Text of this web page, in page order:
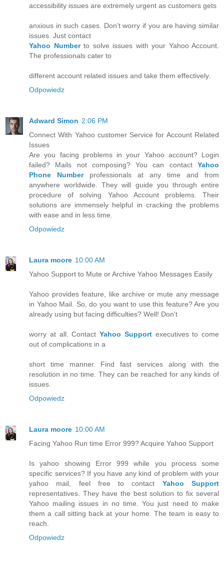
accessibility issues are extremely urgent as customers gets
anxious in such cases. Don’t worry if you are having similar
issues. Just contact
Yahoo Numberto solve issues with your Yahoo Account.
The professionals cater to
different account related issues and take them effectively.
Odpowiedz
Adward Simon 2:06 PM
Connect With Yahoo customer Service for Account Related
Issues
Are you facing problems in your Yahoo account? Login
failed? Mails not composing? You can contact Yahoo
Phone Numberprofessionals at any time and from
anywhere worldwide. They will guide you through entire
procedure of solving Yahoo Account problems. Their
solutions are immensely helpful in cracking the problems
with ease and in less time.
Odpowiedz
Laura moore 10:00 AM
Yahoo Support to Mute or Archive Yahoo Messages Easily
Yahoo provides feature, like archive or mute any message
in Yahoo Mail. So, do you want to use this feature? Are you
already using but facing difficulties? Well! Don't
worry at all. Contact Yahoo Supportexecutives to come
out of complications in a
short time manner. Find fast services along with the
resolution in no time. They can be reached for any kinds of
issues.
Odpowiedz
Laura moore 10:00 AM
Facing Yahoo Run time Error 999? Acquire Yahoo Support
Is yahoo showing Error 999 while you process some
specific services? If you have any kind of problem with your
yahoo mail, feel free to contact Yahoo Support
representatives. They have the best solution to fix several
Yahoo mailing issues in no time. You just need to make
them a call sitting back at your home. The team is easy to
reach.
Odpowiedz